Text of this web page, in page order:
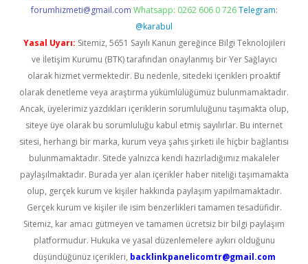
forumhizmeti@gmail.com Whatsapp: 0262 606 0 726 Telegram:
@karabul
Yasal Uyarı: Sitemiz, 5651 Sayılı Kanun gereğince Bilgi Teknolojileri
ve İletişim Kurumu (BTK) tarafından onaylanmış bir Yer Sağlayıcı
olarak hizmet vermektedir. Bu nedenle, sitedeki içerikleri proaktif
olarak denetleme veya araştırma yükümlülüğümüz bulunmamaktadır.
Ancak, üyelerimiz yazdıkları içeriklerin sorumluluğunu taşımakta olup,
siteye üye olarak bu sorumluluğu kabul etmiş sayılırlar. Bu internet
sitesi, herhangi bir marka, kurum veya şahıs şirketi ile hiçbir bağlantısı
bulunmamaktadır. Sitede yalnızca kendi hazırladığımız makaleler
paylaşılmaktadır. Burada yer alan içerikler haber niteliği taşımamakta
olup, gerçek kurum ve kişiler hakkında paylaşım yapılmamaktadır.
Gerçek kurum ve kişiler ile isim benzerlikleri tamamen tesadüfidir.
Sitemiz, kar amacı gütmeyen ve tamamen ücretsiz bir bilgi paylaşım
platformudur. Hukuka ve yasal düzenlemelere aykırı olduğunu
düşündüğünüz içerikleri, backlinkpanelicomtr@gmail.com